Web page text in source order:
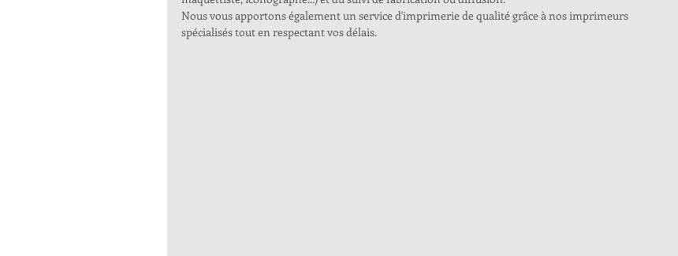
Nous vous apportons également un service d'imprimerie de qualité grâce à nos imprimeurs
spécialisés tout en respectant vos délais.